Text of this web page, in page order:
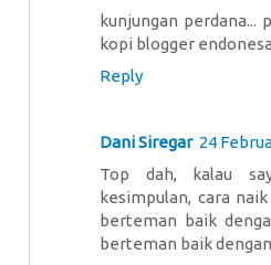
kunjungan perdana...
kopi blogger
Reply
Dani Siregar 24
Top dah, kalau
kesimpulan, cara
berteman baik
berteman baik